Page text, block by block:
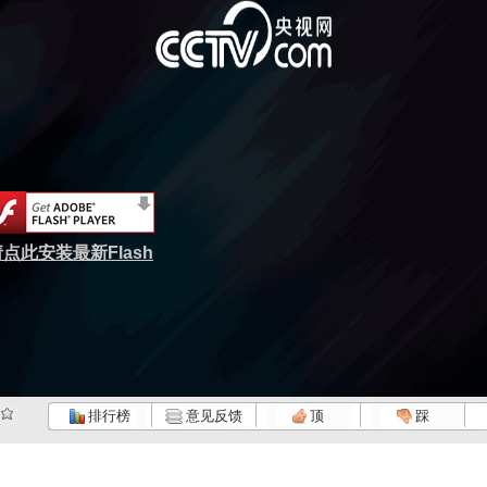
点此安装最新Flash
排行榜 意见反馈 顶 踩